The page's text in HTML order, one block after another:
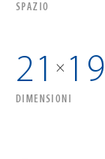
SPAZIO
21 × 19
DIMENSIONI